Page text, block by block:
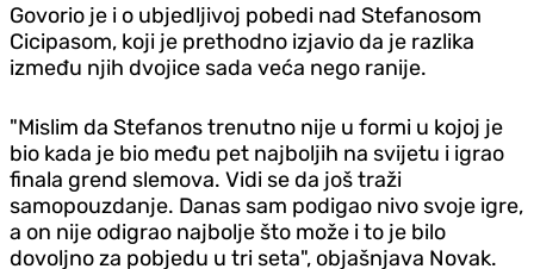
Govorio je i o ubjedljivoj pobedi nad Stefanosom
Cicipasom, koji je prethodno izjavio da je razlika
između njih dvojice sada veća nego ranije.
"Mislim da Stefanos trenutno nije u formi u kojoj je
bio kada je bio među pet najboljih na svijetu i igrao
finala grend slemova. Vidi se da još traži
samopouzdanje. Danas sam podigao nivo svoje igre,
a on nije odigrao najbolje što može i to je bilo
dovoljno za pobjedu u tri seta", objašnjava Novak.